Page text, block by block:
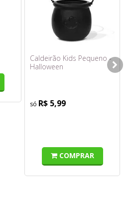
Caldeirão Kids Pequeno -
Halloween
R$ 5,99
COMPRAR